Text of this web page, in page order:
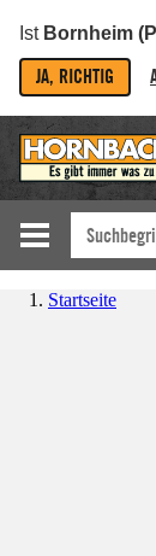
Ist Bornheim
JA, RICHTIG
Startseite